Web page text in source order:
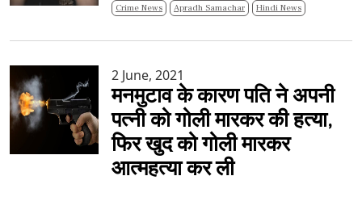
Crime News Apradh Samachar Hindi News
2 June, 2021
मनमुटाव के कारण पति ने अपनी
पत्नी को गोली मारकर की हत्या,
फिर खुद को गोली मारकर
आत्महत्या कर ली